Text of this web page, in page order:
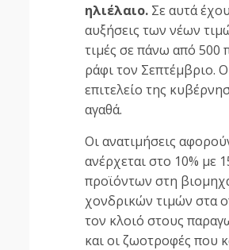
ηλιέλαιο. Σε αυτά
αυξήσεις των νέων
τιμές σε πάνω από 500
ράφι τον Σεπτέμβριο.
επιτελείο της
αγαθά.
Οι ανατιμήσεις
ανέρχεται στο 10% με
προϊόντων στη
χονδρικών τιμών στα
τον κλοιό στους
και οι ζωοτροφές που